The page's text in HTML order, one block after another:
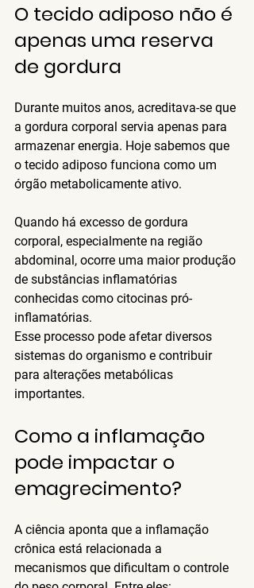
O tecido adiposo não é
apenas uma reserva
de gordura
Durante muitos anos, acreditava-se que
a gordura corporal servia apenas para
armazenar energia. Hoje sabemos que
o tecido adiposo funciona como um
órgão metabolicamente ativo.
Quando há excesso de gordura
corporal, especialmente na região
abdominal, ocorre uma maior produção
de substâncias inflamatórias
conhecidas como citocinas pró-
inflamatórias.
Esse processo pode afetar diversos
sistemas do organismo e contribuir
para alterações metabólicas
importantes.
Como a inflamação
pode impactar o
emagrecimento?
A ciência aponta que a inflamação
crônica está relacionada a
mecanismos que dificultam o controle